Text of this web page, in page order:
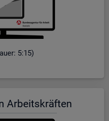
5:15)
Ar­beits­kräf­ten